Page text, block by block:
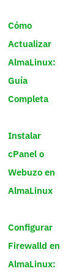
Cómo
Actualizar
AlmaLinux:
Guía
Completa
Instalar
cPanel o
Webuzo en
AlmaLinux
Configurar
Firewalld en
AlmaLinux: